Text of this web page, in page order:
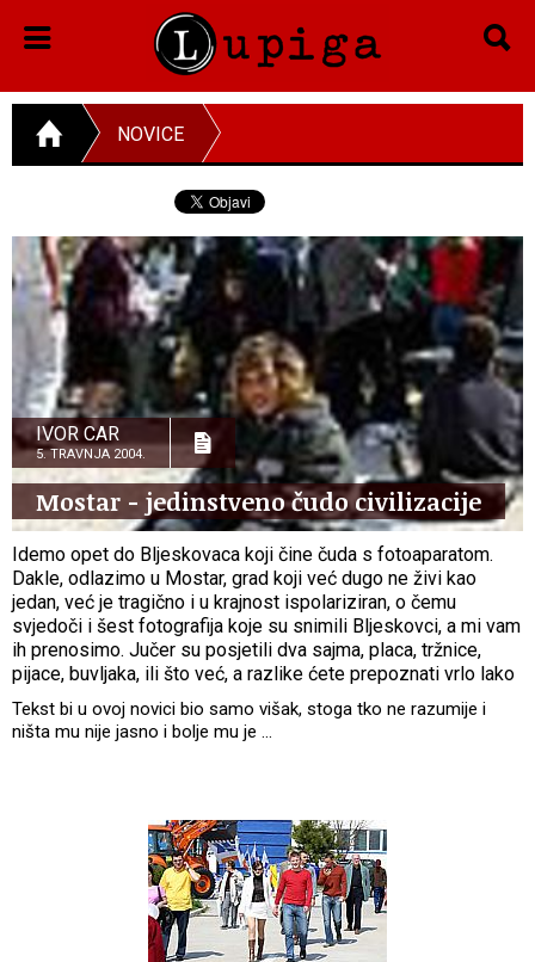
NOVICE
IVOR CAR
5. TRAVNJA 2004.
Mostar - jedinstveno čudo civilizacije
Idemo opet do Bljeskovaca koji čine čuda s fotoaparatom.
Dakle, odlazimo u Mostar, grad koji već dugo ne živi kao
jedan, već je tragično i u krajnost ispolariziran, o čemu
svjedoči i šest fotografija koje su snimili Bljeskovci, a mi vam
ih prenosimo. Jučer su posjetili dva sajma, placa, tržnice,
pijace, buvljaka, ili što već, a razlike ćete prepoznati vrlo lako
Tekst bi u ovoj novici bio samo višak, stoga tko ne razumije i
ništa mu nije jasno i bolje mu je ...